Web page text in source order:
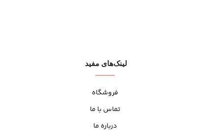
لینک‌های مفید
فروشگاه
تماس با ما
درباره ما